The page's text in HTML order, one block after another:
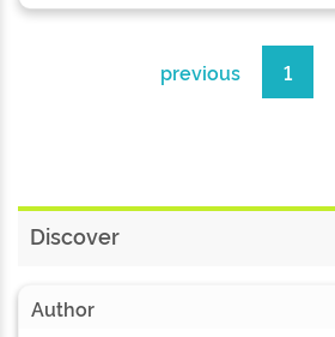
previous 1
Discover
Author